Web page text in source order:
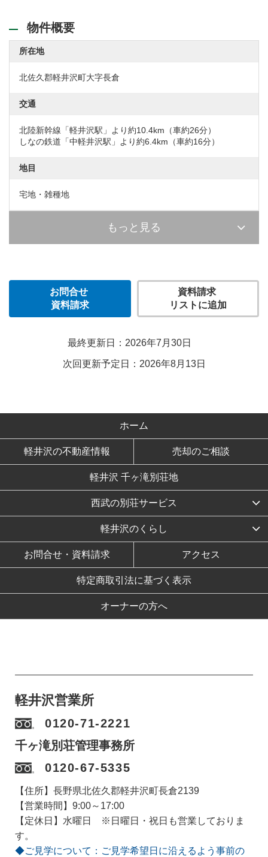
物件概要
所在地
北佐久郡軽井沢町大字長倉
交通
北陸新幹線「軽井沢駅」より約10.4km（車約26分）
しなの鉄道「中軽井沢駅」より約6.4km（車約16分）
地目
宅地・雑種地
もっと見る
お問合せ
資料請求
資料請求
リストに追加
最終更新日：2026年7月30日
次回更新予定日：2026年8月13日
ホーム
軽井沢の不動産情報 売却のご相談
軽井沢 千ヶ滝別荘地
西武の別荘サービス
軽井沢のくらし
お問合せ・資料請求 アクセス
特定商取引法に基づく表示
オーナーの方へ
軽井沢営業所
0120-71-2221
千ヶ滝別荘管理事務所
0120-67-5335
【住所】長野県北佐久郡軽井沢町長倉2139
【営業時間】9:00～17:00
【定休日】水曜日 ※日曜日・祝日も営業しておりま
す。
◆ご見学について：ご見学希望日に沿えるよう事前の